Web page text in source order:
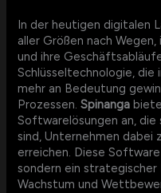
In der heutigen digitalen
aller Größen nach
und ihre
Schlüsseltechnologie, die
mehr an Bedeutung
Prozessen.Spinanga
Softwarelösungen an,
sind, Unternehmen dabei
erreichen. Diese
sondern ein
Wachstum und